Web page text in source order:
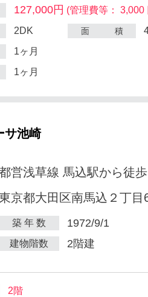
127,000円 (管理費等： 3,000
2DK 面 積
1ヶ月
1ヶ月
サ池崎
営浅草線 馬込駅から徒
京都大田区南馬込２丁目
築 年 数 1972/9/1
建物階数 2階建
2階